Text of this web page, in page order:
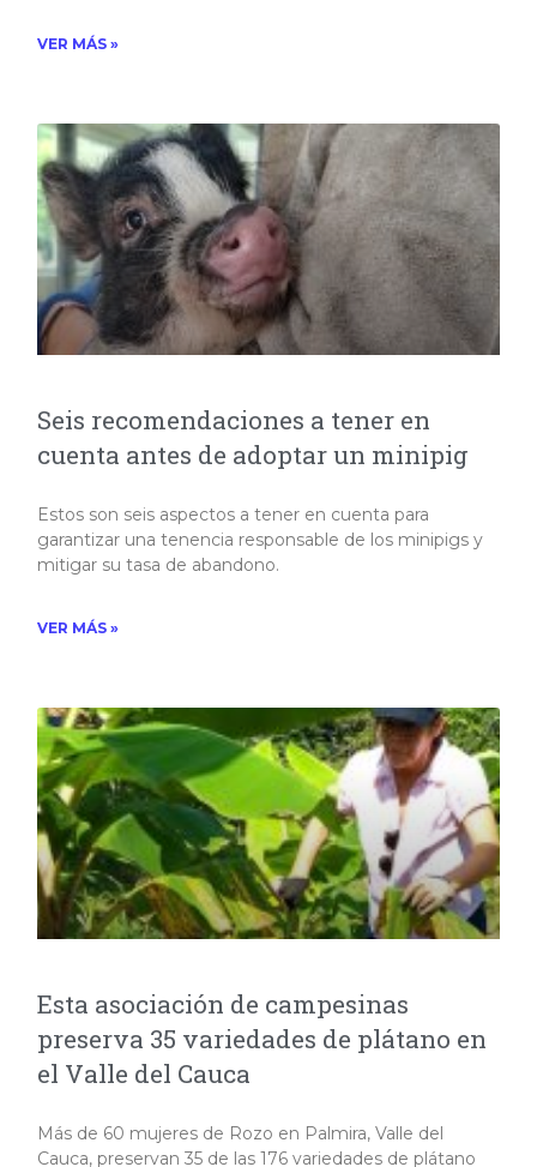
VER MÁS »
Seis recomendaciones a tener en
cuenta antes de adoptar un minipig
Estos son seis aspectos a tener en cuenta para
garantizar una tenencia responsable de los minipigs y
mitigar su tasa de abandono.​
VER MÁS »
Esta asociación de campesinas
preserva 35 variedades de plátano en
el Valle del Cauca
Más de 60 mujeres de Rozo en Palmira, Valle del
Cauca, preservan 35 de las 176 variedades de plátano